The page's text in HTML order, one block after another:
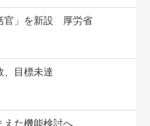
官」を新設 厚労省
、目標未達
えた機能検討へ